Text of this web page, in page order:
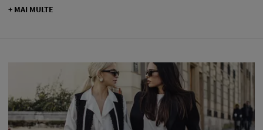
+ MAI MULTE